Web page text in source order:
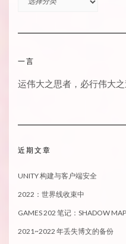
一言
运伟大之思者，必行伟大之
近期文章
UNITY 构建与客户端安全
2022：世界线收束中
GAMES 202 笔记：SHADOW
2021~2022 年丢失博文的备份